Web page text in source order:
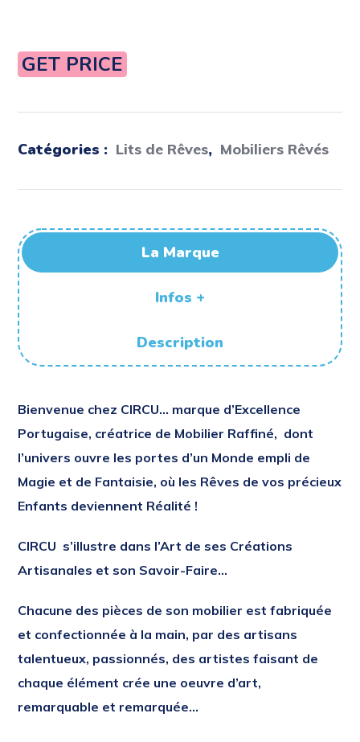
GET PRICE
Catégories : Lits de Rêves, Mobiliers Rêvés
La Marque
Infos +
Description
Bienvenue chez CIRCU… marque d’Excellence
Portugaise, créatrice de Mobilier Raffiné, dont
l’univers ouvre les portes d’un Monde empli de
Magie et de Fantaisie, où les Rêves de vos précieux
Enfants deviennent Réalité !
CIRCU s’illustre dans l’Art de ses Créations
Artisanales et son Savoir-Faire…
Chacune des pièces de son mobilier est fabriquée
et confectionnée à la main, par des artisans
talentueux, passionnés, des artistes faisant de
chaque élément crée une oeuvre d’art,
remarquable et remarquée…